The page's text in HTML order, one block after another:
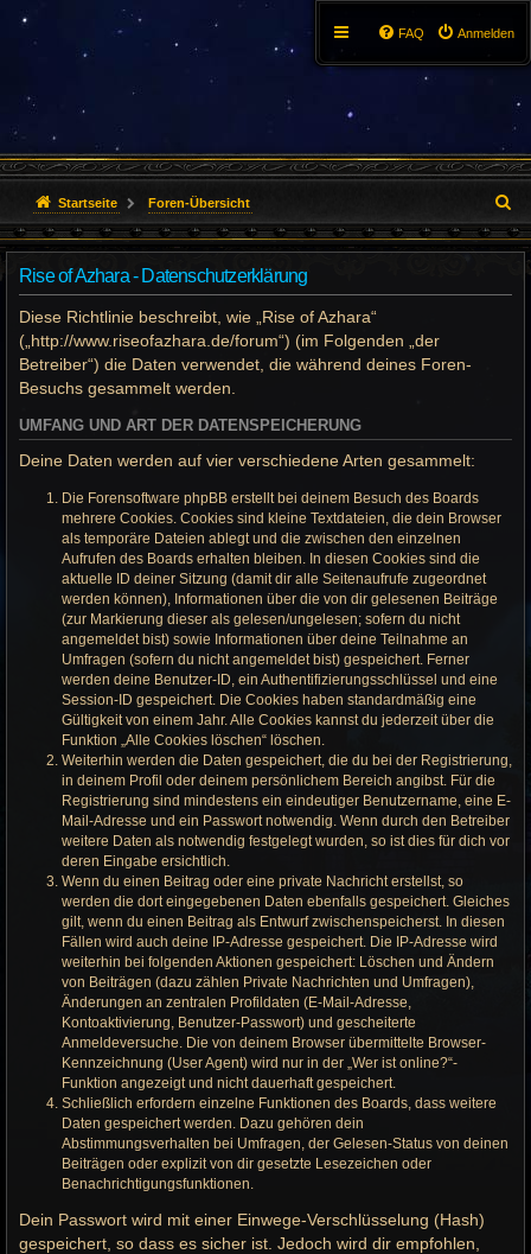
Anmelden
FAQ
Startseite Foren-Übersicht
u
Rise of Azhara - Datenschutzerklärung
Diese Richtlinie beschreibt, wie „Rise of Azhara“
(„http://www.riseofazhara.de/forum“) (im Folgenden „der
Betreiber“) die Daten verwendet, die während deines Foren-
Besuchs gesammelt werden.
UMFANG UND ART DER DATENSPEICHERUNG
Deine Daten werden auf vier verschiedene Arten gesammelt:
Die Forensoftware phpBB erstellt bei deinem Besuch des Boards
mehrere Cookies. Cookies sind kleine Textdateien, die dein Browser
als temporäre Dateien ablegt und die zwischen den einzelnen
Aufrufen des Boards erhalten bleiben. In diesen Cookies sind die
aktuelle ID deiner Sitzung (damit dir alle Seitenaufrufe zugeordnet
werden können), Informationen über die von dir gelesenen Beiträge
(zur Markierung dieser als gelesen/ungelesen; sofern du nicht
angemeldet bist) sowie Informationen über deine Teilnahme an
Umfragen (sofern du nicht angemeldet bist) gespeichert. Ferner
werden deine Benutzer-ID, ein Authentifizierungsschlüssel und eine
Session-ID gespeichert. Die Cookies haben standardmäßig eine
Gültigkeit von einem Jahr. Alle Cookies kannst du jederzeit über die
Funktion „Alle Cookies löschen“ löschen.
Weiterhin werden die Daten gespeichert, die du bei der Registrierung,
in deinem Profil oder deinem persönlichem Bereich angibst. Für die
Registrierung sind mindestens ein eindeutiger Benutzername, eine E-
Mail-Adresse und ein Passwort notwendig. Wenn durch den Betreiber
weitere Daten als notwendig festgelegt wurden, so ist dies für dich vor
deren Eingabe ersichtlich.
Wenn du einen Beitrag oder eine private Nachricht erstellst, so
werden die dort eingegebenen Daten ebenfalls gespeichert. Gleiches
gilt, wenn du einen Beitrag als Entwurf zwischenspeicherst. In diesen
Fällen wird auch deine IP-Adresse gespeichert. Die IP-Adresse wird
weiterhin bei folgenden Aktionen gespeichert: Löschen und Ändern
von Beiträgen (dazu zählen Private Nachrichten und Umfragen),
Änderungen an zentralen Profildaten (E-Mail-Adresse,
Kontoaktivierung, Benutzer-Passwort) und gescheiterte
Anmeldeversuche. Die von deinem Browser übermittelte Browser-
Kennzeichnung (User Agent) wird nur in der „Wer ist online?“-
Funktion angezeigt und nicht dauerhaft gespeichert.
Schließlich erfordern einzelne Funktionen des Boards, dass weitere
Daten gespeichert werden. Dazu gehören dein
Abstimmungsverhalten bei Umfragen, der Gelesen-Status von deinen
Beiträgen oder explizit von dir gesetzte Lesezeichen oder
Benachrichtigungsfunktionen.
Dein Passwort wird mit einer Einwege-Verschlüsselung (Hash)
gespeichert, so dass es sicher ist. Jedoch wird dir empfohlen,